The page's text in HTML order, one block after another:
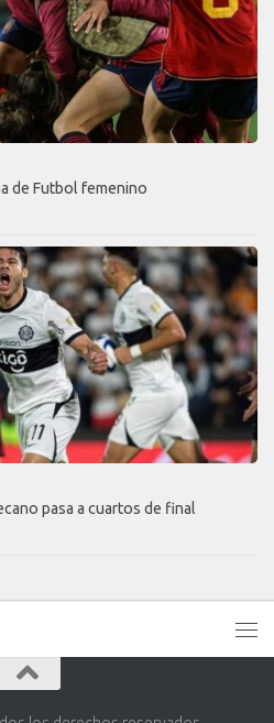
de Futbol femenino
pasa a cuartos de final